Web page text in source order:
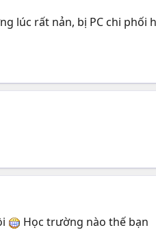
lúc rất nản, bị PC chi phối
Học trường nào thế bạn